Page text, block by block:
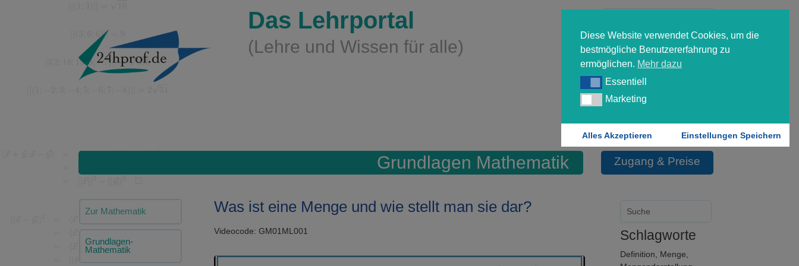
Diese Website verwendet Cookies, um die
bestmögliche Benutzererfahrung zu
ermöglichen. Mehr dazu
EssentiellEssentiell
MarketingMarketing
Alles Akzeptieren Einstellungen Speichern
Das Lehrportal
(Lehre und Wissen für alle)
Forgot your password?
Grundlagen Mathematik Zugang & Preise
Zur Mathematik
Grundlagen-
Mathematik
Was ist eine Menge und wie stellt man sie dar?
Videocode: GM01ML001 Schlagworte
Definition, Menge,